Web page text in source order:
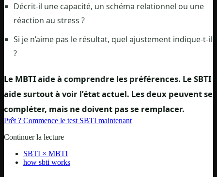
Décrit-il une capacité, un schéma relationnel ou une
réaction au stress ?
Si je n’aime pas le résultat, quel ajustement indique-t-il
?
Le MBTI aide à comprendre les préférences. Le SBTI
aide surtout à voir l’état actuel. Les deux peuvent se
compléter, mais ne doivent pas se remplacer.
Prêt ? Commence le test SBTI maintenant
Continuer la lecture
SBTI × MBTI
how sbti works